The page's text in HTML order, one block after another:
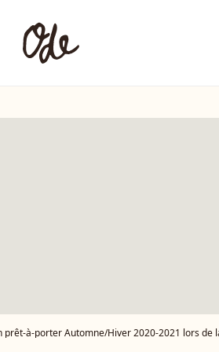
à-porter Automne/Hiver 2020-2021 lors de